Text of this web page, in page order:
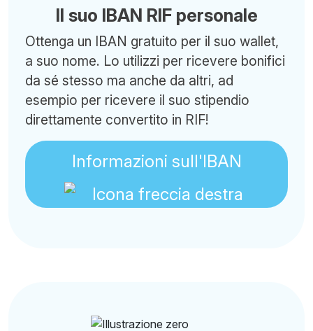
Il suo IBAN RIF personale
Ottenga un IBAN gratuito per il suo wallet,
a suo nome. Lo utilizzi per ricevere bonifici
da sé stesso ma anche da altri, ad
esempio per ricevere il suo stipendio
direttamente convertito in RIF!
Informazioni sull'IBAN